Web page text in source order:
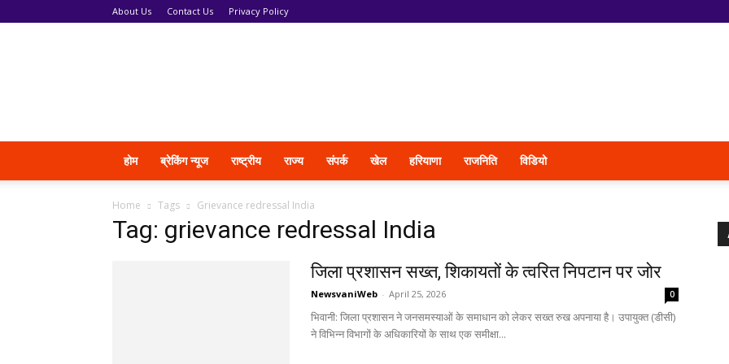
About Us Contact Us Privacy Policy
होम ब्रेकिंग न्यूज राष्ट्रीय राज्य संपर्क खेल हरियाणा राजनिति विडियो
Home Tags Grievance redressal India
Tag: grievance redressal India
जिला प्रशासन सख्त, शिकायतों के त्वरित निपटान पर जोर
NewsvaniWeb - April 25, 2026 0
भिवानी: जिला प्रशासन ने जनसमस्याओं के समाधान को लेकर सख्त रुख अपनाया है। उपायुक्त (डीसी)
ने विभिन्न विभागों के अधिकारियों के साथ एक समीक्षा...